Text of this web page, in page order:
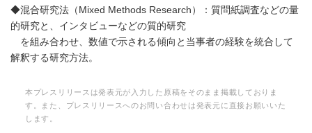
◆混合研究法（Mixed Methods Research）：質問紙調査などの量
的研究と、インタビューなどの質的研究
を組み合わせ、数値で示される傾向と当事者の経験を統合して
解釈する研究方法。
本プレスリリースは発表元が入力した原稿をそのまま掲載しておりま
す。また、プレスリリースへのお問い合わせは発表元に直接お願いいた
します。